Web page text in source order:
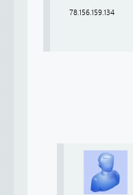
78.156.159.134